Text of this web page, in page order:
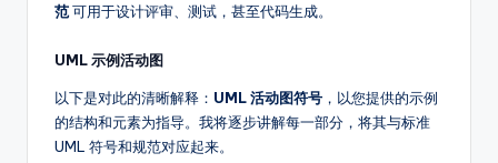
范可用于设计评审、测试，甚至代码生成。
UML 示例活动图
以下是对此的清晰解释： UML 活动图符号 ，以您提供的示例
的结构和元素为指导。我将逐步讲解每一部分，将其与标准
UML 符号和规范对应起来。